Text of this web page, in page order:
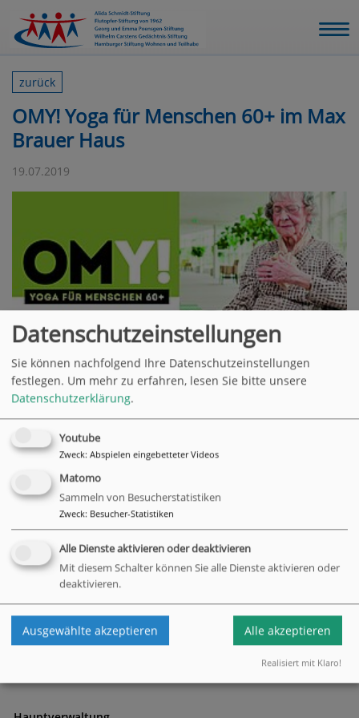
zurück
OMY! Yoga für Menschen 60+ im Max
Brauer Haus
19.07.2019
Neu in Bramfeld und Umgebung:OMY! Yoga für Menschen
60+. Dahinter stehen dieStiftung Generationen-
Zusammenhalt, der gemeinnützige Verein
und die Alida Schmidt-Stiftung, Träger des Max Brauer
Hauses. Gemeinsam ermöglichen wir das neuartige Projekt
Yoga für Ältere im Stadtteil.
Die ersten zwei festen Kurse beginnen am 29. August. Sie
sind bereits ausgebucht. Ab Januar wird es vermutlich ein
neues Yogaangebot geben, das sich besonders an Menschen
Wir im Max Brauer Haus freuen uns sehr, Teil von OMY! zu
zurück
Datenschutzeinstellungen
Sie können nachfolgend Ihre Datenschutzeinstellungen
festlegen. Um mehr zu erfahren, lesen Sie bitte unsere
Datenschutzerklärung.
Youtube
Zweck: Abspielen eingebetteter Videos
Matomo
Sammeln von Besucherstatistiken
Zweck: Besucher-Statistiken
Alle Dienste aktivieren oder deaktivieren
Mit diesem Schalter können Sie alle Dienste aktivieren oder
deaktivieren.
Ausgewählte akzeptieren Alle akzeptieren
Realisiert mit Klaro!